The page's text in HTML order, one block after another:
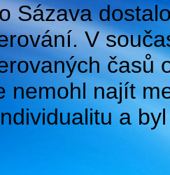
Sázava
V
časů
nemohl najít
a